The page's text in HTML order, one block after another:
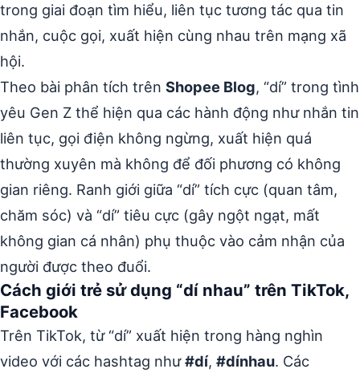
trong giai đoạn tìm hiểu, liên tục tương tác qua tin
nhắn, cuộc gọi, xuất hiện cùng nhau trên mạng xã
hội.
Theo bài phân tích trên Shopee Blog, “dí” trong tình
yêu Gen Z thể hiện qua các hành động như nhắn tin
liên tục, gọi điện không ngừng, xuất hiện quá
thường xuyên mà không để đối phương có không
gian riêng. Ranh giới giữa “dí” tích cực (quan tâm,
chăm sóc) và “dí” tiêu cực (gây ngột ngạt, mất
không gian cá nhân) phụ thuộc vào cảm nhận của
người được theo đuổi.
Cách giới trẻ sử dụng “dí nhau” trên TikTok,
Facebook
Trên TikTok, từ “dí” xuất hiện trong hàng nghìn
video với các hashtag như#dí, #dínhau. Các